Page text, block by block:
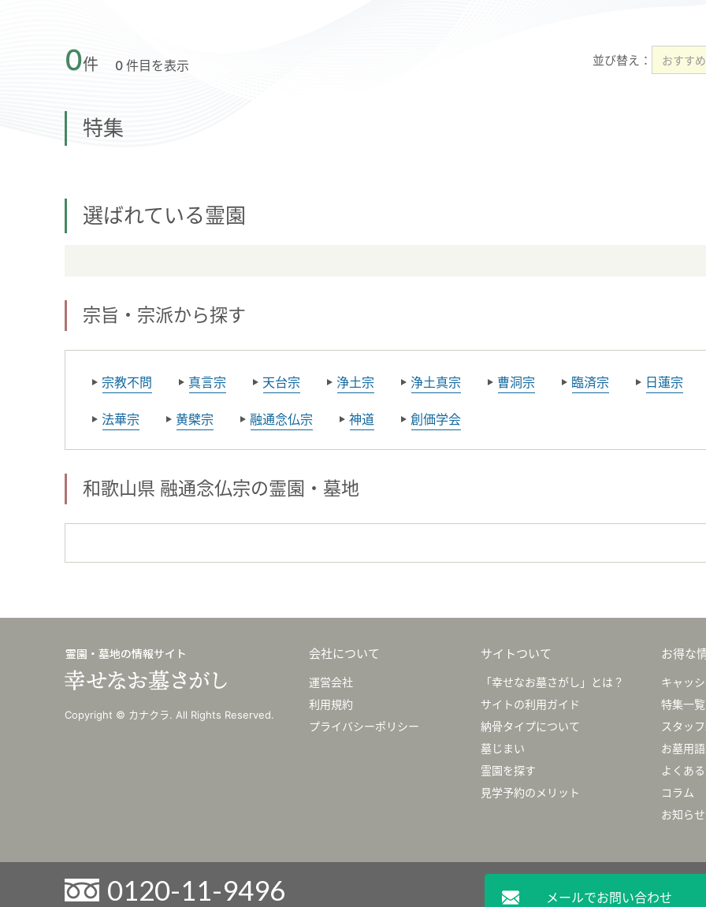
0件 0 件目を表示 並び替え：
特集
選ばれている霊園
宗旨・宗派から探す
宗教不問 真言宗 天台宗 浄土宗 浄土真宗 曹洞宗 臨済宗 日蓮宗
法華宗 黄檗宗 融通念仏宗 神道 創価学会
和歌山県 融通念仏宗の霊園・墓地
Copyright © カナクラ. All Rights Reserved.
会社について
運営会社
利用規約
プライバシーポリシー
サイトついて
「幸せなお墓さがし」とは？
サイトの利用ガイド
納骨タイプについて
墓じまい
霊園を探す
見学予約のメリット
お得な
キャッ
特集一覧
スタッ
お墓用
よくあ
コラム
お知ら
0120-11-9496 メールでお問い合わせ